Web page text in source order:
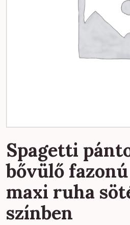
Spagetti
bővülő
maxi ruha
színben